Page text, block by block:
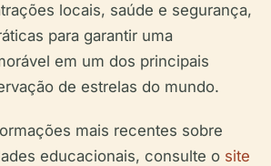
locais, saúde e segurança,
para garantir uma
em um dos principais
de estrelas do mundo.
mais recentes sobre
educacionais, consulte o site